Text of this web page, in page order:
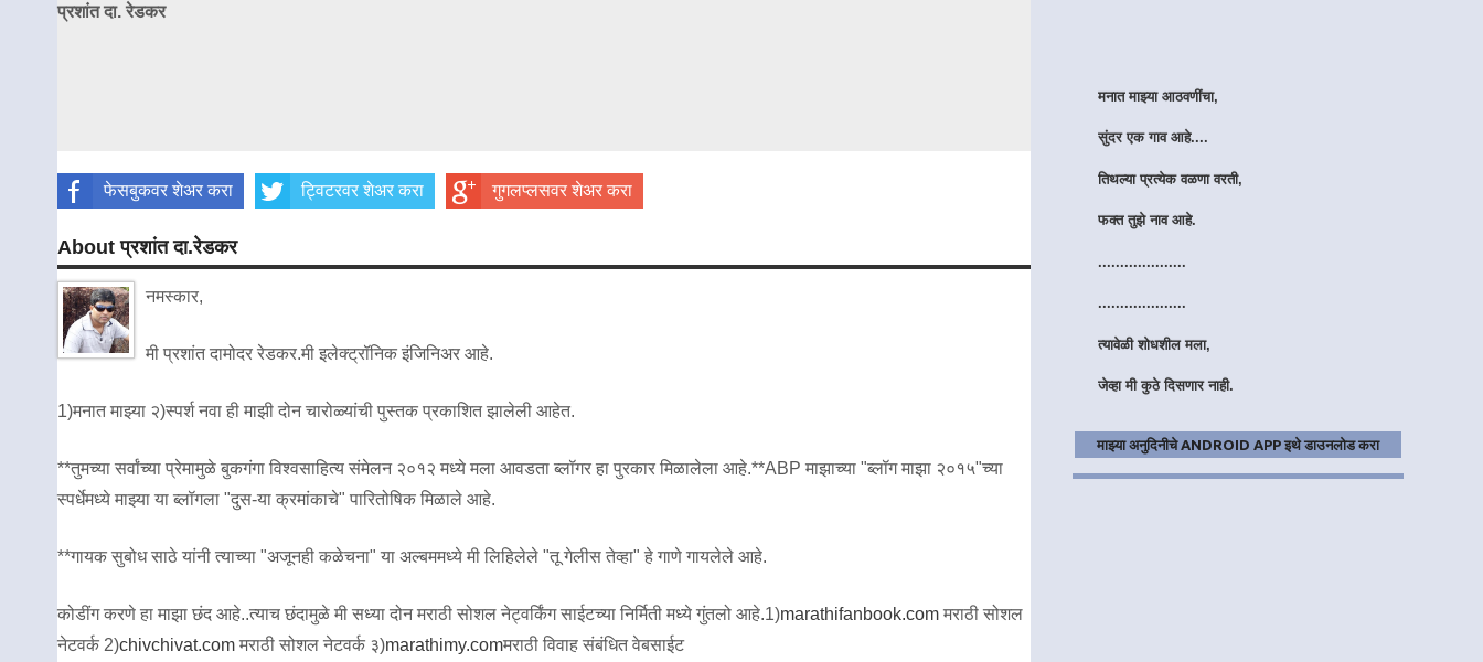
प्रशांत दा. रेडकर
फेसबुकवर शेअर करा ट्विटरवर शेअर करा गुगलप्लसवर शेअर करा
About प्रशांत दा.रेडकर
नमस्कार,
मी प्रशांत दामोदर रेडकर.मी इलेक्ट्रॉनिक इंजिनिअर आहे.
1)मनात माझ्या २)स्पर्श नवा ही माझी दोन चारोळ्यांची पुस्तक प्रकाशित झालेली आहेत.
**तुमच्या सर्वांच्या प्रेमामुळे बुकगंगा विश्वसाहित्य संमेलन २०१२ मध्ये मला आवडता ब्लॉगर हा पुरकार मिळालेला आहे.**ABP माझाच्या "ब्लॉग माझा २०१५"च्या
स्पर्धेमध्ये माझ्या या ब्लॉगला "दुस-या क्रमांकाचे" पारितोषिक मिळाले आहे.
**गायक सुबोध साठे यांनी त्याच्या "अजूनही कळेचना" या अल्बममध्ये मी लिहिलेले "तू गेलीस तेव्हा" हे गाणे गायलेले आहे.
कोडींग करणे हा माझा छंद आहे..त्याच छंदामुळे मी सध्या दोन मराठी सोशल नेट्वर्किंग साईटच्या निर्मिती मध्ये गुंतलो आहे.1)marathifanbook.com मराठी सोशल
नेटवर्क 2)chivchivat.com मराठी सोशल नेटवर्क ३)marathimy.comमराठी विवाह संबंधित वेबसाईट
तरीही मी हसणार नाही.
....................
माझ्या अनुदिनीचे ANDROID APP इथे डाउनलोड करा